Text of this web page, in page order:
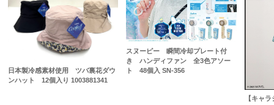
日本製冷感素材使用 ツバ裏花ダウ
ンハット 12個入り 1003881341
スヌーピー 瞬間冷却プレート付
き ハンディファン 全3色アソー
ト 48個入 SN-356
【キャ